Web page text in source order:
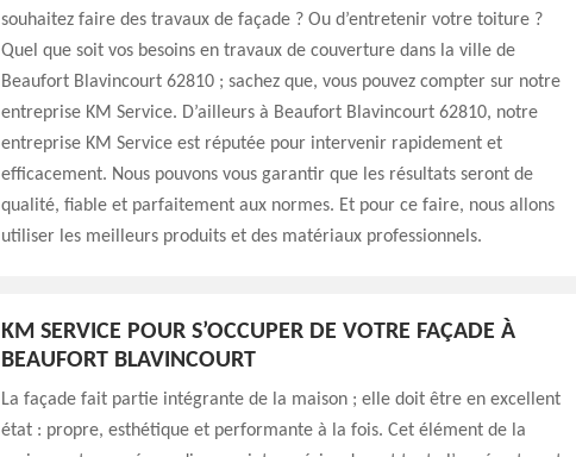
souhaitez faire des travaux de façade ? Ou d’entretenir votre toiture ?
Quel que soit vos besoins en travaux de couverture dans la ville de
Beaufort Blavincourt 62810 ; sachez que, vous pouvez compter sur notre
entreprise KM Service. D’ailleurs à Beaufort Blavincourt 62810, notre
entreprise KM Service est réputée pour intervenir rapidement et
efficacement. Nous pouvons vous garantir que les résultats seront de
qualité, fiable et parfaitement aux normes. Et pour ce faire, nous allons
utiliser les meilleurs produits et des matériaux professionnels.
KM SERVICE POUR S’OCCUPER DE VOTRE FAÇADE À
BEAUFORT BLAVINCOURT
La façade fait partie intégrante de la maison ; elle doit être en excellent
état : propre, esthétique et performante à la fois. Cet élément de la